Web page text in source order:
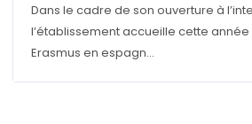
Dans le cadre de son ouverture à
l’établissement accueille cette
Erasmus en espagn...